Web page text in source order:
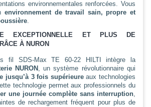
environnementales renforcées. Vous
environnement de travail sain, propre et
.
EXCEPTIONNELLE ET PLUS DE
À NURON
fil SDS-Max TE 60-22 HILTI intègre la
NURON , un système révolutionnaire qui
jusqu’à 3 fois supérieureaux technologies
technologie permet aux professionnels du
une journée complète sans interruption,
de rechargement fréquent pour plus de